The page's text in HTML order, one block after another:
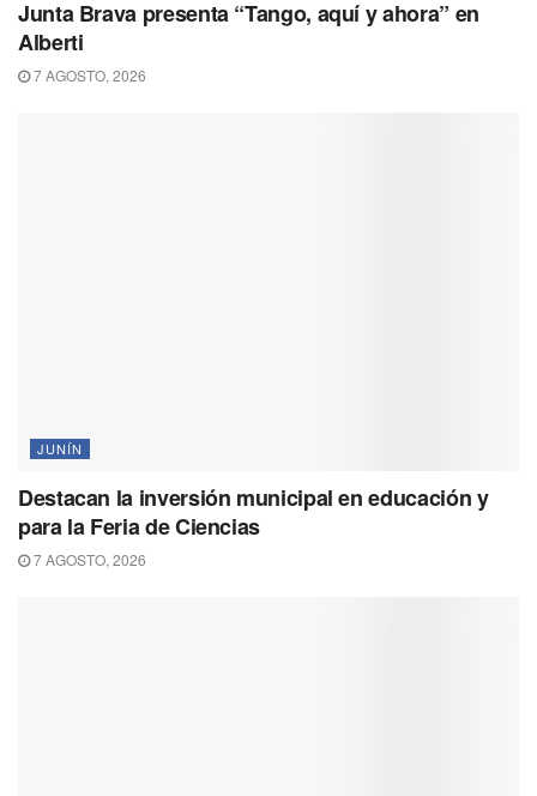
Junta Brava presenta “Tango, aquí y ahora” en
Alberti
7 AGOSTO, 2026
JUNÍN
Destacan la inversión municipal en educación y
para la Feria de Ciencias
7 AGOSTO, 2026